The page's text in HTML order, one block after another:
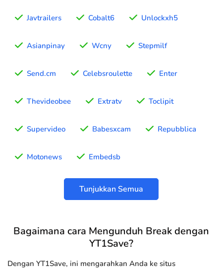
Javtrailers Cobalt6 Unlockxh5
Asianpinay Wcny Stepmilf
Send.cm Celebsroulette Enter
Thevideobee Extratv Toclipit
Supervideo Babesxcam Repubblica
Motonews Embedsb
Tunjukkan Semua
Bagaimana cara Mengunduh Break dengan
YT1Save?
Dengan YT1Save, ini mengarahkan Anda ke situs